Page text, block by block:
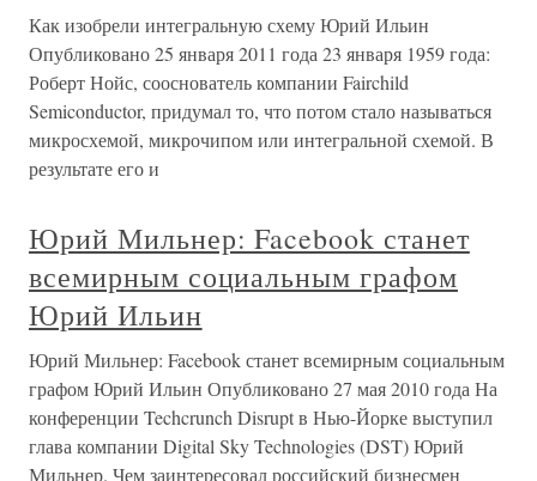
Как изобрели интегральную схему Юрий Ильин
Опубликовано 25 января 2011 года 23 января 1959 года:
Роберт Нойс, сооснователь компании Fairchild
Semiconductor, придумал то, что потом стало называться
микросхемой, микрочипом или интегральной схемой. В
результате его и
Юрий Мильнер: Facebook станет
всемирным социальным графом
Юрий Ильин
Юрий Мильнер: Facebook станет всемирным социальным
графом Юрий Ильин Опубликовано 27 мая 2010 года На
конференции Techcrunch Disrupt в Нью-Йорке выступил
глава компании Digital Sky Technologies (DST) Юрий
Мильнер. Чем заинтересовал российский бизнесмен